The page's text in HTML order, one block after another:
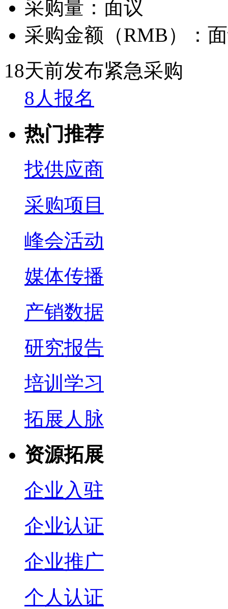
采购量： 面议
采购金额（RMB）：
18天前发布紧急采购
8人报名
热门推荐
找供应商
采购项目
峰会活动
媒体传播
产销数据
研究报告
培训学习
拓展人脉
资源拓展
企业入驻
企业认证
企业推广
个人认证